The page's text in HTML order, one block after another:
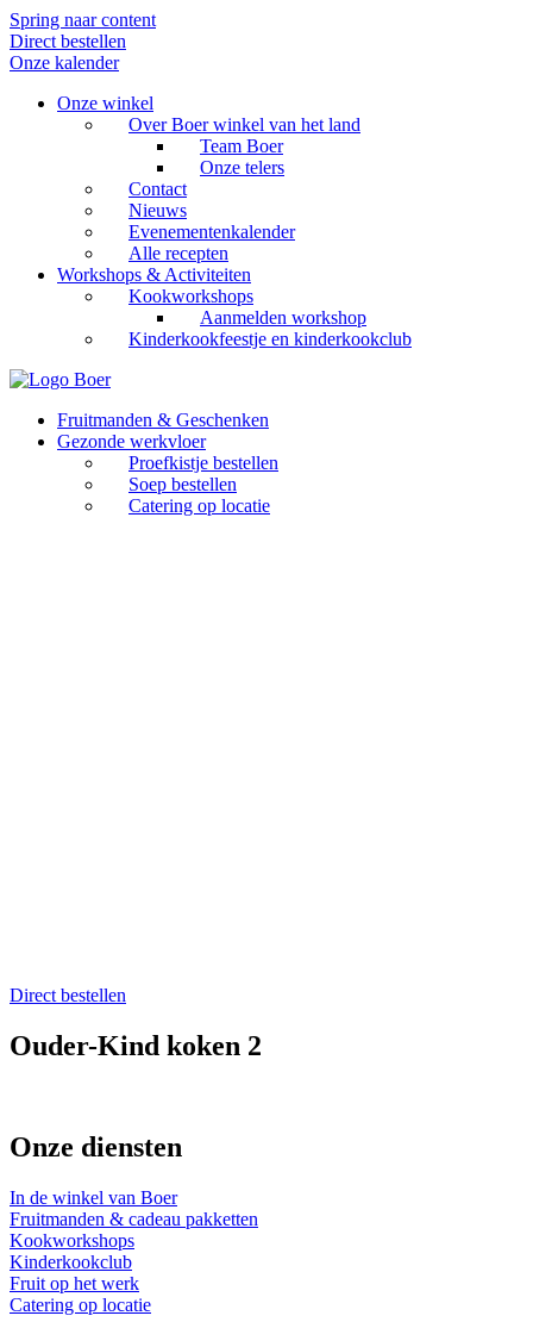
Spring naar content
Direct bestellen
Onze kalender
Onze winkel
Over Boer winkel van het land
Team Boer
Onze telers
Contact
Nieuws
Evenementenkalender
Alle recepten
Workshops & Activiteiten
Kookworkshops
Aanmelden workshop
Kinderkookfeestje en kinderkookclub
Fruitmanden & Geschenken
Gezonde werkvloer
Proefkistje bestellen
Soep bestellen
Catering op locatie
Direct bestellen
Ouder-Kind koken 2
Onze diensten
In de winkel van Boer
Fruitmanden & cadeau pakketten
Kookworkshops
Kinderkookclub
Fruit op het werk
Catering op locatie